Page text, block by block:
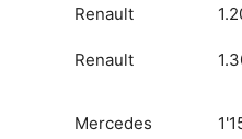
Renault
Renault
Mercedes